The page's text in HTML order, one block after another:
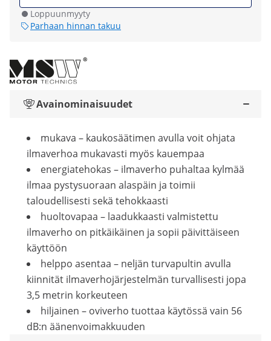
Loppuunmyyty
Parhaan hinnan takuu
Avainominaisuudet
mukava – kaukosäätimen avulla voit ohjata
ilmaverhoa mukavasti myös kauempaa
energiatehokas – ilmaverho puhaltaa kylmää
ilmaa pystysuoraan alaspäin ja toimii
taloudellisesti sekä tehokkaasti
huoltovapaa – laadukkaasti valmistettu
ilmaverho on pitkäikäinen ja sopii päivittäiseen
käyttöön
helppo asentaa – neljän turvapultin avulla
kiinnität ilmaverhojärjestelmän turvallisesti jopa
3,5 metrin korkeuteen
hiljainen – oviverho tuottaa käytössä vain 56
dB:n äänenvoimakkuuden